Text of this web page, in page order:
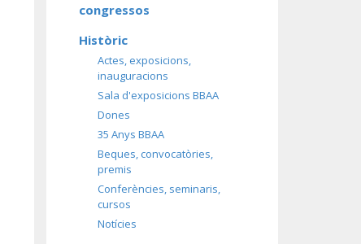
congressos
Històric
Actes, exposicions,
inauguracions
Sala d'exposicions BBAA
Dones
35 Anys BBAA
Beques, convocatòries,
premis
Conferències, seminaris,
cursos
Notícies